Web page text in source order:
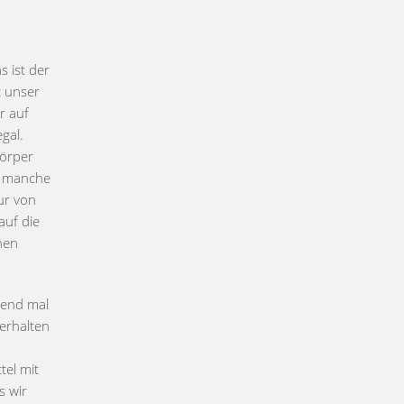
ist der
unser
auf
von
die
mal
mit
wir